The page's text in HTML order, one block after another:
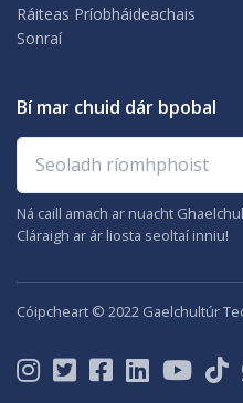
Ráiteas Príobháideachais
Sonraí
Bí mar chuid dár bpobal
Seoladh ríomhphoist
Ná caill amach ar nuacht
Cláraigh ar ár liosta seoltaí inniu!
Cóipcheart © 2022 Gaelchultúr